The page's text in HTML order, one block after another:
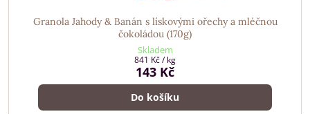
Granola Jahody & Banán s lískovými ořechy a mléčnou
čokoládou (170g)
Skladem
143 Kč
841 Kč/ kg
Do košíku